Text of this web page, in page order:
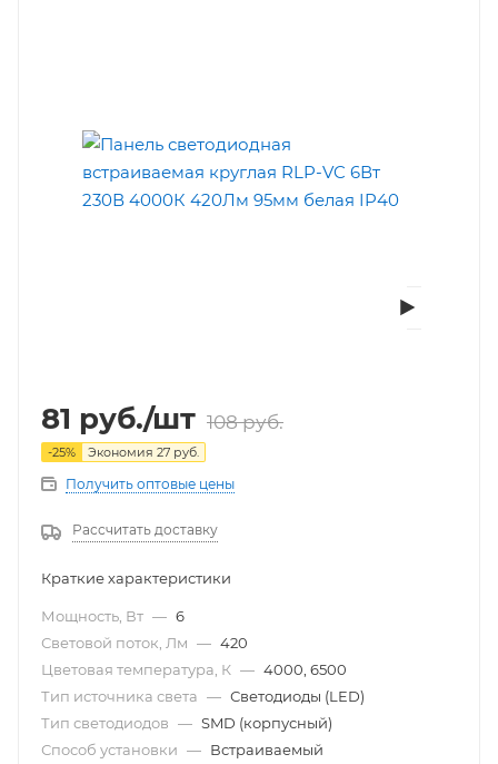
81 руб./шт 108руб.
-25% Экономия 27 руб.
Получить оптовые цены
Рассчитать доставку
Краткие характеристики
Мощность, Вт — 6
Световой поток, Лм — 420
Цветовая температура, К — 4000, 6500
Тип источника света — Светодиоды (LED)
Тип светодиодов — SMD (корпусный)
Способ установки — Встраиваемый